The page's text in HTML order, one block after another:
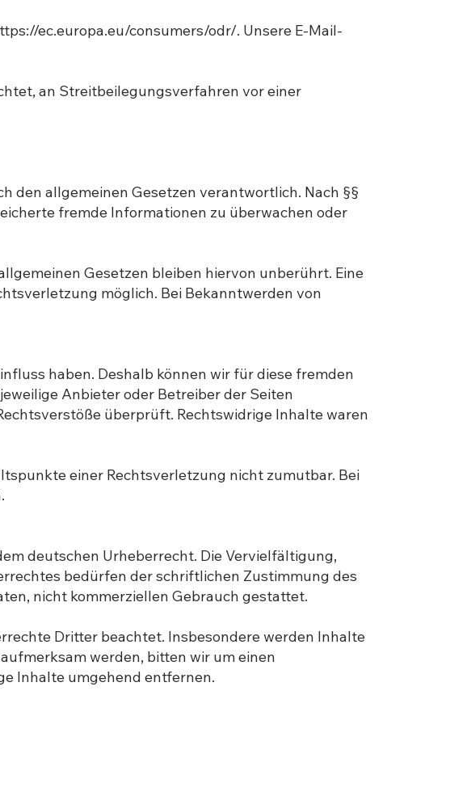
ec.europa.eu/consumers/odr/. Unsere E-Mail-
an Streitbeilegungsverfahren vor einer
den allgemeinen Gesetzen verantwortlich. Nach §§
fremde Informationen zu überwachen oder
Gesetzen bleiben hiervon unberührt. Eine
möglich. Bei Bekanntwerden von
haben. Deshalb können wir für diese fremden
Anbieter oder Betreiber der Seiten
überprüft. Rechtswidrige Inhalte waren
einer Rechtsverletzung nicht zumutbar. Bei
deutschen Urheberrecht. Die Vervielfältigung,
bedürfen der schriftlichen Zustimmung des
nicht kommerziellen Gebrauch gestattet.
Dritter beachtet. Insbesondere werden Inhalte
werden, bitten wir um einen
Inhalte umgehend entfernen.